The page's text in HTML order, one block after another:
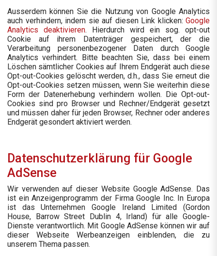
Ausserdem können Sie die Nutzung von Google Analytics
auch verhindern, indem sie auf diesen Link klicken: Google
Analytics deaktivieren. Hierdurch wird ein sog. opt-out
Cookie auf ihrem Datenträger gespeichert, der die
Verarbeitung personenbezogener Daten durch Google
Analytics verhindert. Bitte beachten Sie, dass bei einem
Löschen sämtlicher Cookies auf Ihrem Endgerät auch diese
Opt-out-Cookies gelöscht werden, d.h., dass Sie erneut die
Opt-out-Cookies setzen müssen, wenn Sie weiterhin diese
Form der Datenerhebung verhindern wollen. Die Opt-out-
Cookies sind pro Browser und Rechner/Endgerät gesetzt
und müssen daher für jeden Browser, Rechner oder anderes
Endgerät gesondert aktiviert werden.
Datenschutzerklärung für Google
AdSense
Wir verwenden auf dieser Website Google AdSense. Das
ist ein Anzeigenprogramm der Firma Google Inc. In Europa
ist das Unternehmen Google Ireland Limited (Gordon
House, Barrow Street Dublin 4, Irland) für alle Google-
Dienste verantwortlich. Mit Google AdSense können wir auf
dieser Webseite Werbeanzeigen einblenden, die zu
unserem Thema passen.